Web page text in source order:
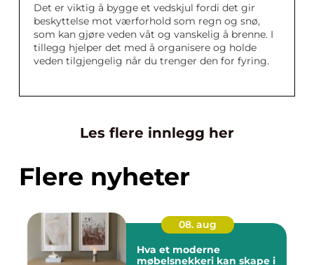
Det er viktig å bygge et vedskjul fordi det gir
beskyttelse mot værforhold som regn og snø,
som kan gjøre veden våt og vanskelig å brenne. I
tillegg hjelper det med å organisere og holde
veden tilgjengelig når du trenger den for fyring.
Les flere innlegg her
Flere nyheter
08. aug
Hva et moderne
møbelsnekkeri kan skape i